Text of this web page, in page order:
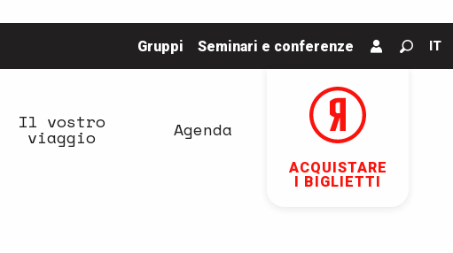
Gruppi Seminari e conferenze IT
ACQUISTARE
I BIGLIETTI
Il vostro
viaggio Agenda